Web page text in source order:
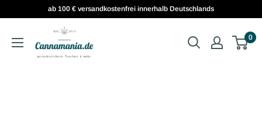
ab 100 € versandkostenfrei innerhalb Deutschlands
0